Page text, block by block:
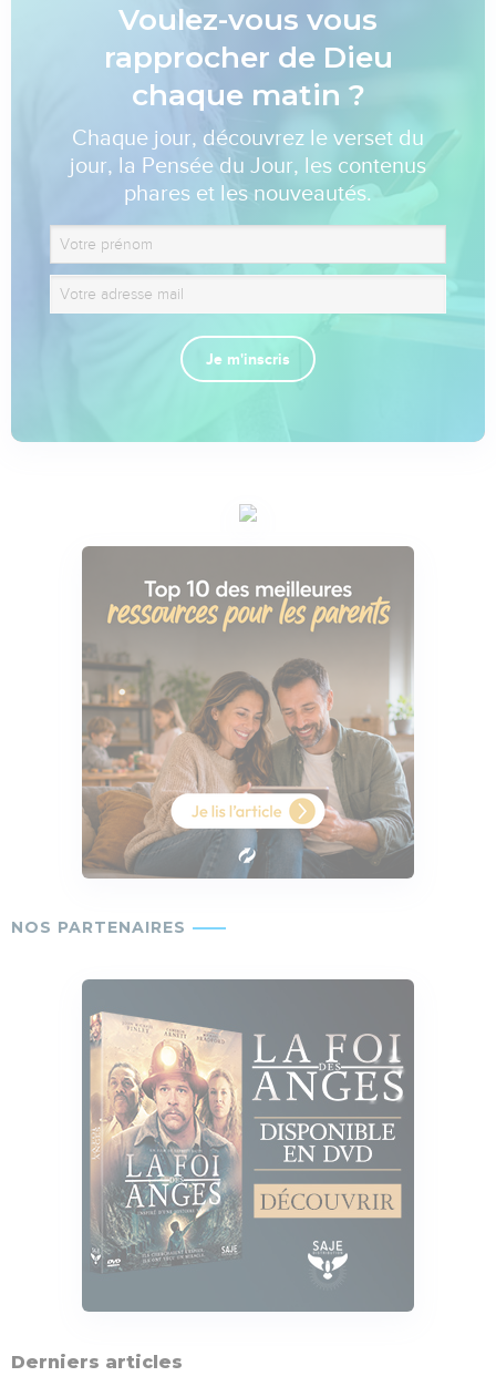
Voulez-vous vous
rapprocher de Dieu
chaque matin ?
Chaque jour, découvrez le verset du
jour, la Pensée du Jour, les contenus
phares et les nouveautés.
Je m'inscris
Derniers articles